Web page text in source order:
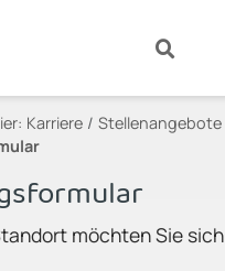
Karriere
Stellenangebote
möchten Sie sich